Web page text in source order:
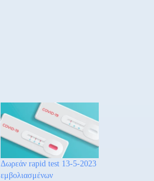
Δωρεάν rapid test 13-5-2023
εμβολιασμένων